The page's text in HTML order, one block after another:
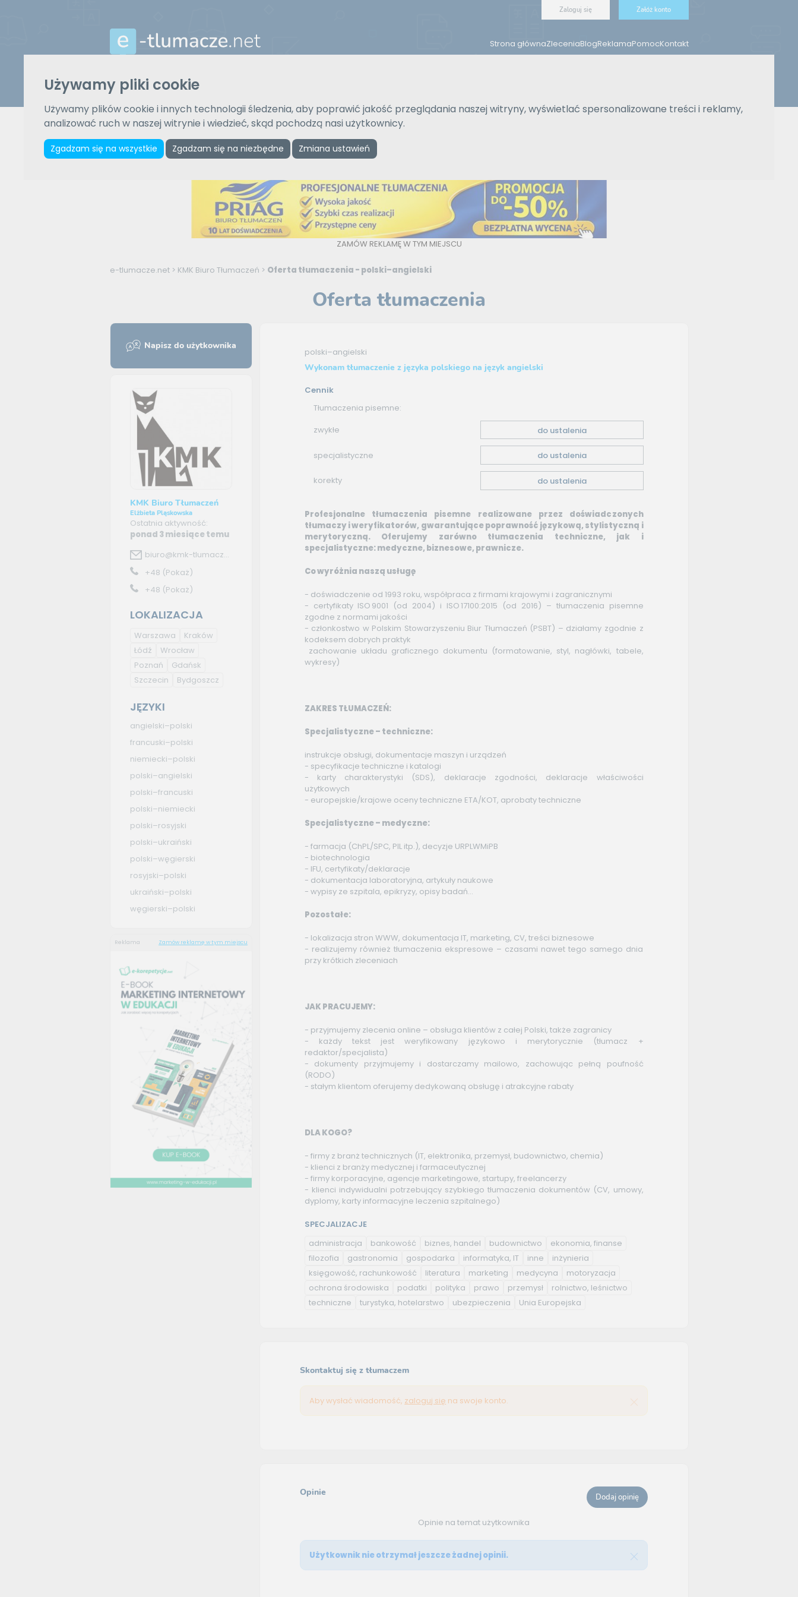
Używamy pliki cookie
Używamy plików cookie i innych technologii śledzenia, aby poprawić jakość przeglądania naszej witryny, wyświetlać spersonalizowane treści i reklamy,
analizować ruch w naszej witrynie i wiedzieć, skąd pochodzą nasi użytkownicy.
Zgadzam się na wszystkie Zgadzam się na niezbędne Zmiana ustawień
Zaloguj się Załóż konto
Strona głównaZleceniaBlogReklamaPomocKontakt
Wybierz język
Wybierz język
Pisemne czy ustne
Znajdź tłumacza
ZAMÓW REKLAMĘ W TYM MIEJSCU
e-tlumacze.net> KMK Biuro Tłumaczeń > Oferta tłumaczenia - polski–angielski
Oferta tłumaczenia
Napisz do użytkownika
KMK Biuro Tłumaczeń
Elżbieta Pląskowska
Ostatnia aktywność:
ponad 3 miesiące temu
biuro@kmk-tlumacz...
+48 (Pokaż)
+48 (Pokaż)
LOKALIZACJA
Warszawa
Kraków
Łódź
Wrocław
Poznań
Gdańsk
Szczecin
Bydgoszcz
JĘZYKI
angielski–polski
francuski–polski
niemiecki–polski
polski–angielski
polski–francuski
polski–niemiecki
polski–rosyjski
polski–ukraiński
polski–węgierski
rosyjski–polski
ukraiński–polski
węgierski–polski
Reklama Zamów reklamę w tym miejscu
polski–angielski
Wykonam tłumaczenie z języka polskiego na język angielski
Cennik
Tłumaczenia pisemne:
zwykłe
do ustalenia
specjalistyczne do ustalenia
korekty do ustalenia
Profesjonalne tłumaczenia pisemne realizowane przez doświadczonych
tłumaczy i weryfikatorów, gwarantujące poprawność językową, stylistyczną i
merytoryczną. Oferujemy zarówno tłumaczenia techniczne, jak i
specjalistyczne: medyczne, biznesowe, prawnicze.
Co wyróżnia naszą usługę
- doświadczenie od 1993 roku, współpraca z firmami krajowymi i zagranicznymi
- certyfikaty ISO 9001 (od 2004) i ISO 17100:2015 (od 2016) – tłumaczenia pisemne
zgodne z normami jakości
- członkostwo w Polskim Stowarzyszeniu Biur Tłumaczeń (PSBT) – działamy zgodnie z
kodeksem dobrych praktyk
zachowanie układu graficznego dokumentu (formatowanie, styl, nagłówki, tabele,
wykresy)
ZAKRES TŁUMACZEŃ:
Specjalistyczne – techniczne:
instrukcje obsługi, dokumentacje maszyn i urządzeń
- specyfikacje techniczne i katalogi
- karty charakterystyki (SDS), deklaracje zgodności, deklaracje właściwości
użytkowych
- europejskie/krajowe oceny techniczne ETA/KOT, aprobaty techniczne
Specjalistyczne – medyczne:
- farmacja (ChPL/SPC, PIL itp.), decyzje URPLWMiPB
- biotechnologia
- IFU, certyfikaty/deklaracje
- dokumentacja laboratoryjna, artykuły naukowe
- wypisy ze szpitala, epikryzy, opisy badań…
Pozostałe:
- lokalizacja stron WWW, dokumentacja IT, marketing, CV, treści biznesowe
- realizujemy również tłumaczenia ekspresowe – czasami nawet tego samego dnia
przy krótkich zleceniach
JAK PRACUJEMY:
- przyjmujemy zlecenia online – obsługa klientów z całej Polski, także zagranicy
- każdy tekst jest weryfikowany językowo i merytorycznie (tłumacz +
redaktor/specjalista)
- dokumenty przyjmujemy i dostarczamy mailowo, zachowując pełną poufność
(RODO)
- stałym klientom oferujemy dedykowaną obsługę i atrakcyjne rabaty
DLA KOGO?
- firmy z branż technicznych (IT, elektronika, przemysł, budownictwo, chemia)
- klienci z branży medycznej i farmaceutycznej
- firmy korporacyjne, agencje marketingowe, startupy, freelancerzy
- klienci indywidualni potrzebujący szybkiego tłumaczenia dokumentów (CV, umowy,
dyplomy, karty informacyjne leczenia szpitalnego)
SPECJALIZACJE
administracja
bankowość biznes, handel budownictwo
ekonomia, finanse
filozofia
gastronomia gospodarka informatyka, IT inne
inżynieria
księgowość, rachunkowość
literatura marketing medycyna
motoryzacja
ochrona środowiska
podatki polityka prawo przemysł
rolnictwo, leśnictwo
techniczne
turystyka, hotelarstwo ubezpieczenia Unia Europejska
Skontaktuj się z tłumaczem
Aby wysłać wiadomość, zaloguj się na swoje konto.
Opinie Dodaj opinię
Opinie na temat użytkownika
Użytkownik nie otrzymał jeszcze żadnej opinii.